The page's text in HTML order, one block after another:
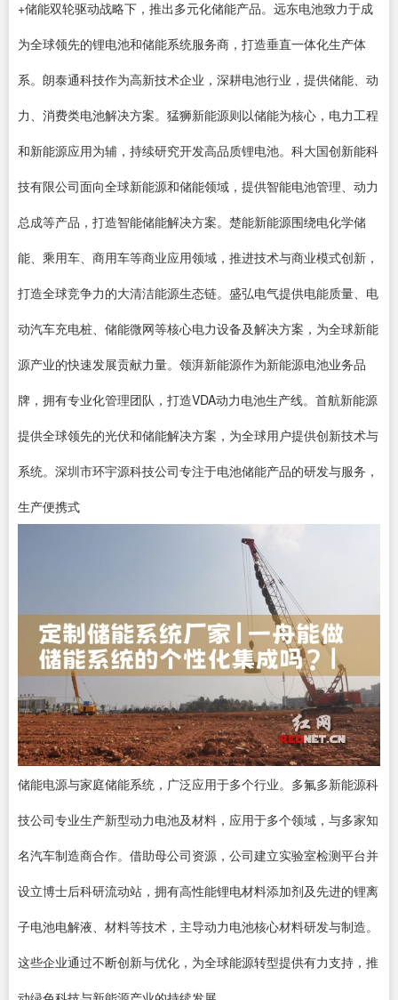
+储能双轮驱动战略下，推出多元化储能产品。远东电池致力于成
为全球领先的锂电池和储能系统服务商，打造垂直一体化生产体
系。朗泰通科技作为高新技术企业，深耕电池行业，提供储能、动
力、消费类电池解决方案。猛狮新能源则以储能为核心，电力工程
和新能源应用为辅，持续研究开发高品质锂电池。科大国创新能科
技有限公司面向全球新能源和储能领域，提供智能电池管理、动力
总成等产品，打造智能储能解决方案。楚能新能源围绕电化学储
能、乘用车、商用车等商业应用领域，推进技术与商业模式创新，
打造全球竞争力的大清洁能源生态链。盛弘电气提供电能质量、电
动汽车充电桩、储能微网等核心电力设备及解决方案，为全球新能
源产业的快速发展贡献力量。领湃新能源作为新能源电池业务品
牌，拥有专业化管理团队，打造VDA动力电池生产线。首航新能源
提供全球领先的光伏和储能解决方案，为全球用户提供创新技术与
系统。深圳市环宇源科技公司专注于电池储能产品的研发与服务，
生产便携式
储能电源与家庭储能系统，广泛应用于多个行业。多氟多新能源科
技公司专业生产新型动力电池及材料，应用于多个领域，与多家知
名汽车制造商合作。借助母公司资源，公司建立实验室检测平台并
设立博士后科研流动站，拥有高性能锂电材料添加剂及先进的锂离
子电池电解液、材料等技术，主导动力电池核心材料研发与制造。
这些企业通过不断创新与优化，为全球能源转型提供有力支持，推